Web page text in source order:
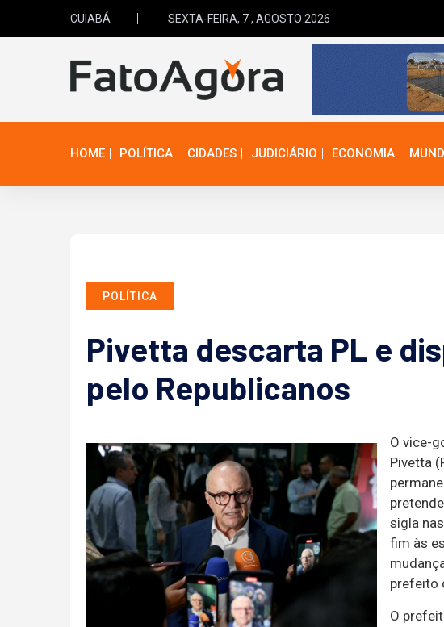
CUIABÁ SEXTA-FEIRA, 7 , AGOSTO 2026
HOME POLÍTICA CIDADES JUDICIÁRIO ECONOMIA
POLÍTICA
Pivetta descarta PL e
pelo Republicanos
O vice-
Pivetta
sigla
fim às
prefeito
O